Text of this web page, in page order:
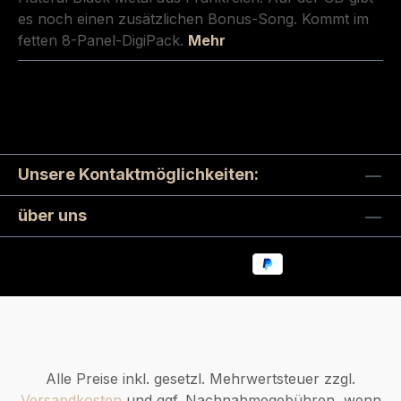
es noch einen zusätzlichen Bonus-Song. Kommt im
fetten 8-Panel-DigiPack. Mehr
Unsere Kontaktmöglichkeiten:
über uns
Alle Preise inkl. gesetzl. Mehrwertsteuer zzgl.